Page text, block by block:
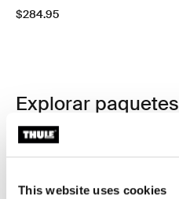
This website uses cookies
$284.95
Explorar paquetes